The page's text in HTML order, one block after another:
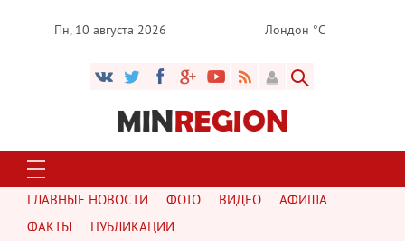
Пн, 10 августа 2026 Лондон °C
ГЛАВНЫЕ НОВОСТИ ФОТО ВИДЕО
АФИША
ФАКТЫ
ПУБЛИКАЦИИ